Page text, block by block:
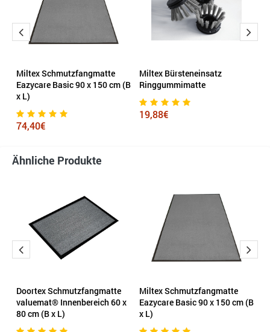
Miltex Schmutzfangmatte
Eazycare Basic 90 x 150 cm (B
x L)
74,40€
Miltex Bürsteneinsatz
Ringgummimatte
19,88€
Ähnliche Produkte
Doortex Schmutzfangmatte
valuemat® Innenbereich 60 x
80 cm (B x L)
Miltex Schmutzfangmatte
Eazycare Basic 90 x 150 cm (B
x L)